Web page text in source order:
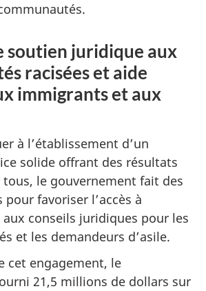
soutien juridique aux
racisées et aide
immigrants et aux
à l’établissement d’un
solide offrant des résultats
le gouvernement fait des
favoriser l’accès à
conseils juridiques pour les
et les demandeurs d’asile.
cet engagement, le
21,5 millions de dollars sur